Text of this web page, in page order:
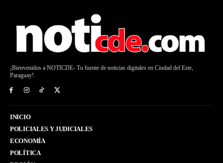
¡Bienvenidos a NOTICDE- Tu fuente de noticias digitales en Ciudad del Este,
Paraguay!.
INICIO
POLICIALES Y JUDICIALES
ECONOMÍA
POLÍTICA